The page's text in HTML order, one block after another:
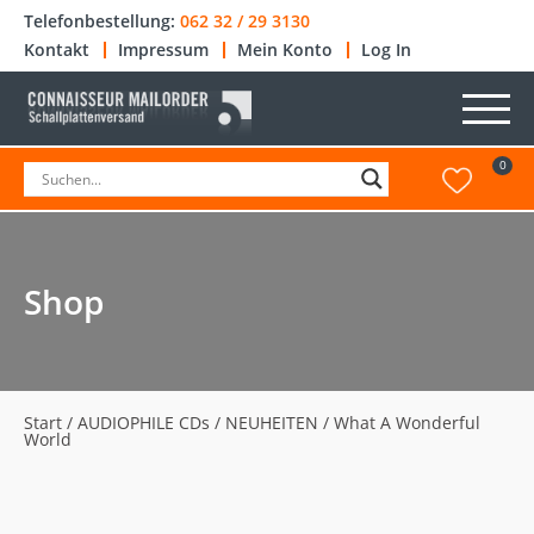
Telefonbestellung: 062 32 / 29 3130
Kontakt
Impressum Mein Konto Log In
0
Shop
Start / AUDIOPHILE CDs / NEUHEITEN / What A Wonderful
World